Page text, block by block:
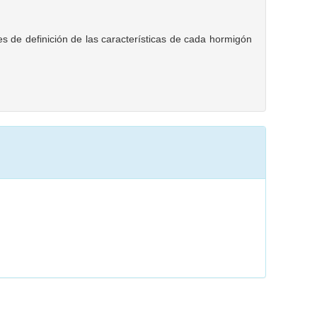
de definición de las características de cada hormigón